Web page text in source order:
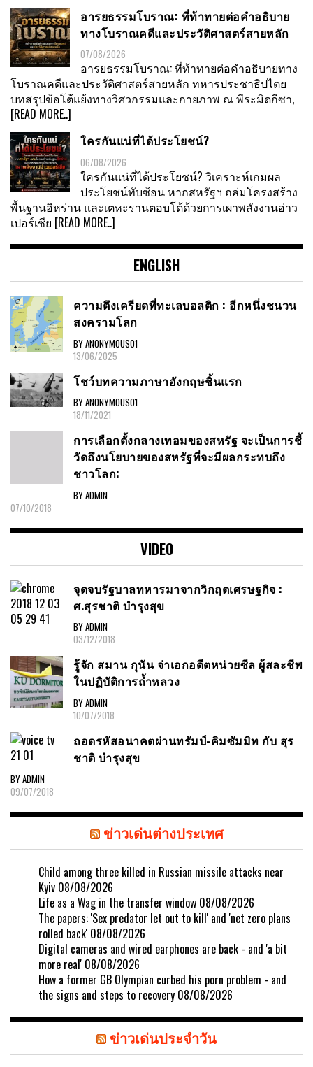
อารยธรรมโบราณ: ที่ท้าทายต่อคำอธิบาย
ทางโบราณคดีและประวัติศาสตร์สายหลัก
07/08/2026
อารยธรรมโบราณ: ที่ท้าทายต่อคำอธิบายทาง
โบราณคดีและประวัติศาสตร์สายหลัก ทหารประชาธิปไตย
บทสรุปข้อโต้แย้งทางวิศวกรรมและกายภาพ ณ พีระมิดกีซา,
[READ MORE..]
ใครกันแน่ที่ได้ประโยชน์?
06/08/2026
ใครกันแน่ที่ได้ประโยชน์? วิเคราะห์เกมผล
ประโยชน์ทับซ้อน หากสหรัฐฯ ถล่มโครงสร้าง
พื้นฐานอิหร่าน และเตหะรานตอบโต้ด้วยการเผาพลังงานอ่าว
เปอร์เซีย [READ MORE..]
ENGLISH
ความตึงเครียดที่ทะเลบอลติก : อีกหนึ่งชนวน
สงครามโลก
BY ANONYMOUS01
13/06/2025
โชว์บทความภาษาอังกฤษชิ้นแรก
BY ANONYMOUS01
18/11/2021
การเลือกตั้งกลางเทอมของสหรัฐ จะเป็นการชี้
วัดถึงนโยบายของสหรัฐที่จะมีผลกระทบถึง
ชาวโลก:
BY ADMIN
07/10/2018
VIDEO
จุดจบรัฐบาลทหารมาจากวิกฤตเศรษฐกิจ :
ศ.สุรชาติ บำรุงสุข
BY ADMIN
03/12/2018
รู้จัก สมาน กุนัน จ่าเอกอดีตหน่วยซีล ผู้สละชีพ
ในปฏิบัติการถ้ำหลวง
BY ADMIN
10/07/2018
ถอดรหัสอนาคตผ่านทรัมป์-คิมซัมมิท กับ สุร
ชาติ บำรุงสุข
BY ADMIN
09/07/2018
ข่าวเด่นต่างประเทศ
Child among three killed in Russian missile attacks near
Kyiv 08/08/2026
Life as a Wag in the transfer window 08/08/2026
The papers: 'Sex predator let out to kill' and 'net zero plans
rolled back' 08/08/2026
Digital cameras and wired earphones are back - and 'a bit
more real' 08/08/2026
How a former GB Olympian curbed his porn problem - and
the signs and steps to recovery 08/08/2026
ข่าวเด่นประจำวัน